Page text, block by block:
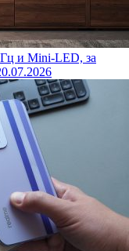
и Mini-LED, за